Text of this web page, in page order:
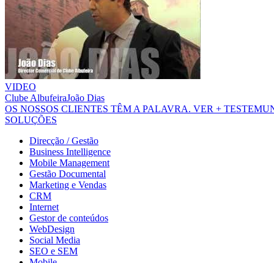
VIDEO
Clube AlbufeiraJoão Dias
OS NOSSOS CLIENTES TÊM A PALAVRA. VER +
SOLUÇÕES
Direcção / Gestão
Business Intelligence
Mobile Management
Gestão Documental
Marketing e Vendas
CRM
Internet
Gestor de conteúdos
WebDesign
Social Media
SEO e SEM